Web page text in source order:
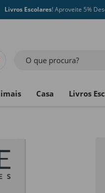
Livros Escolares! Aproveite 5%
O que procura?
Casa Livros